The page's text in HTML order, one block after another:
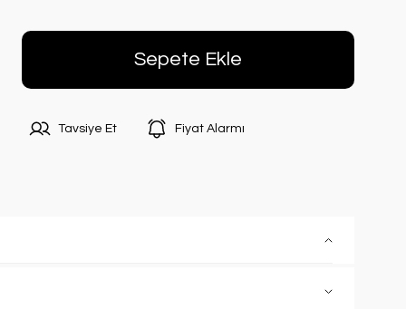
Sepete Ekle
Tavsiye Et Fiyat Alarmı